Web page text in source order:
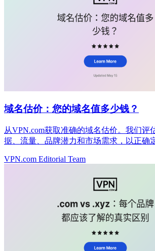
域名估价：您的域名值多少钱？
从VPN.com获取准确的域名估价。我们评
据、流量、品牌潜力和市场需求，以正确
VPN.com Editorial Team